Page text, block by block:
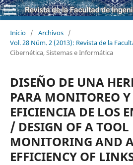
Inicio / Archivos /
Vol. 28 Núm. 2 (2013): Revista de la
Cibernética, Sistemas e Informática
DISEÑO DE UNA
PARA MONITOREO
EFICIENCIA DE LOS
/ DESIGN OF A TOOL
MONITORING AND
EFFICIENCY OF